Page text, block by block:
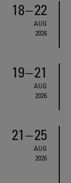
18–22
AUG
2026
19–21
AUG
2026
21–25
AUG
2026